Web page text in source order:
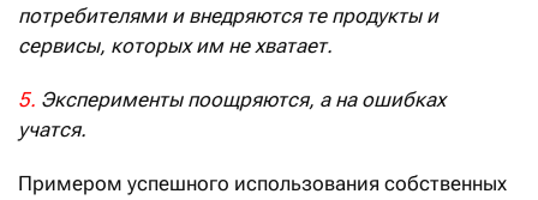
потребителями и внедряются те продукты и
сервисы, которых им не хватает.
5. Эксперименты поощряются, а на ошибках
учатся.
Примером успешного использования собственных